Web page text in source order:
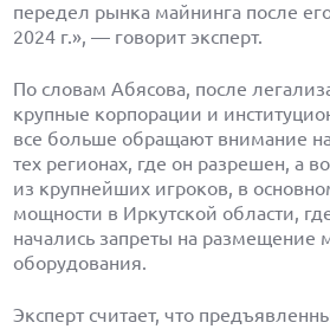
передел рынка майнинга после
2024 г.», — говорит эксперт.
По словам Абясова, после
крупные корпорации и
все больше обращают внимание
тех регионах, где он разрешен, а
из крупнейших игроков, в
мощности в Иркутской области,
начались запреты на размещение
оборудования.
Эксперт считает, что